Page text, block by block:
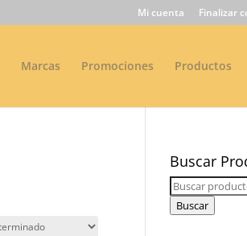
Mi cuenta Finalizar
Marcas Promociones Productos
Buscar
Buscar
por:
Buscar